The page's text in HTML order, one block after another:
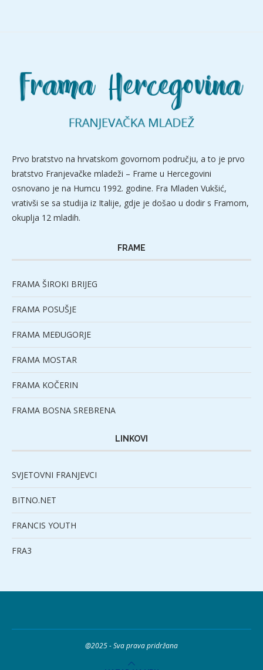
Prvo bratstvo na hrvatskom govornom području, a to je prvo
bratstvo Franjevačke mladeži – Frame u Hercegovini
osnovano je na Humcu 1992. godine. Fra Mladen Vukšić,
vrativši se sa studija iz Italije, gdje je došao u dodir s Framom,
okuplja 12 mladih.
FRAME
FRAMA ŠIROKI BRIJEG
FRAMA POSUŠJE
FRAMA MEĐUGORJE
FRAMA MOSTAR
FRAMA KOČERIN
FRAMA BOSNA SREBRENA
LINKOVI
SVJETOVNI FRANJEVCI
BITNO.NET
FRANCIS YOUTH
FRA3
@2025 - Sva prava pridržana